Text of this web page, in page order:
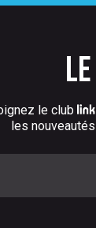
Le
le club
les